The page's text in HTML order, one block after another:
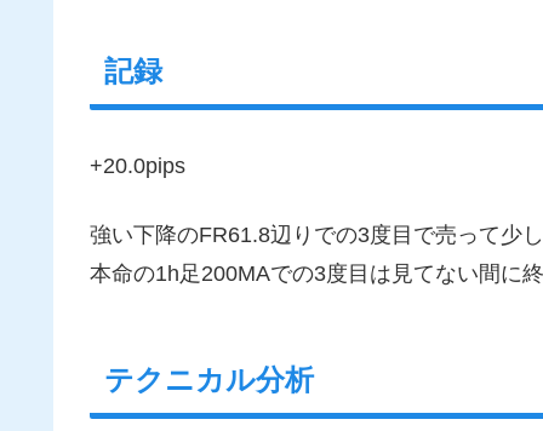
記録
+20.0pips
強い下降のFR61.8辺りでの3度目で売って少
本命の1h足200MAでの3度目は見てない間に
テクニカル分析